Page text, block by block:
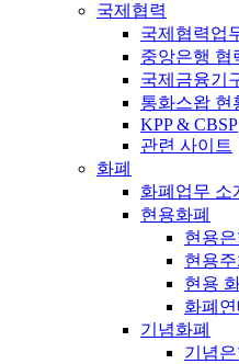
국제협력
국제협력업
중앙은행 협
국제금융기
통화스왑 현
KPP & CBSP
관련 사이트
화폐
화폐업무 소
현용화폐
현용은
현용
현용
화폐
기념화폐
기념은